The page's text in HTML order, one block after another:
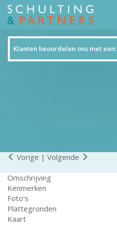
Klanten beoordelen ons met een:
Vorige | Volgende
Omschrijving
Kenmerken
Foto's
Plattegronden
Kaart